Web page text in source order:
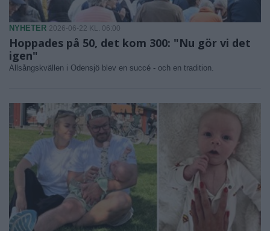
NYHETER 2026-06-22 KL. 06:00
Hoppades på 50, det kom 300: "Nu gör vi det
igen"
Allsångskvällen i Odensjö blev en succé - och en tradition.